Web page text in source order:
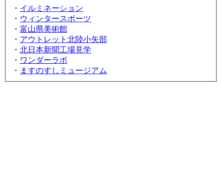
・ イルミネーション
・ ウィンタースポーツ
・ 富山県美術館
・ アウトレット北陸小矢部
・ 北日本新聞工場見学
・ ワンダーラボ
・ ますのすしミュージアム